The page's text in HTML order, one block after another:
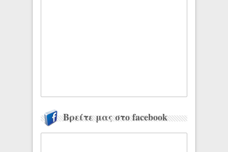
Βρείτε μας στο facebook